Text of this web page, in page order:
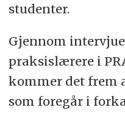
studenter.
Gjennom
praksislærere i
kommer det frem
som foregår i